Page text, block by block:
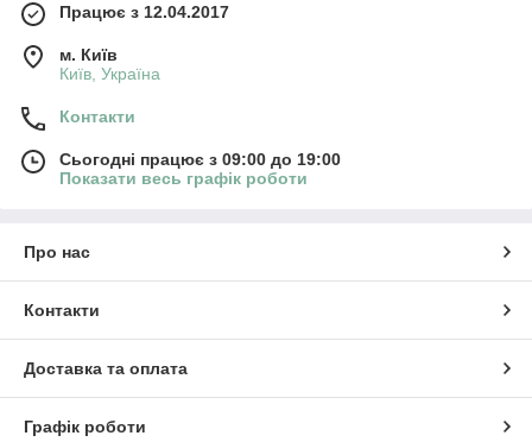
Працює з 12.04.2017
м. Київ
Київ, Україна
Контакти
Сьогодні працює з 09:00 до 19:00
Показати весь графік роботи
Про нас
Контакти
Доставка та оплата
Графік роботи